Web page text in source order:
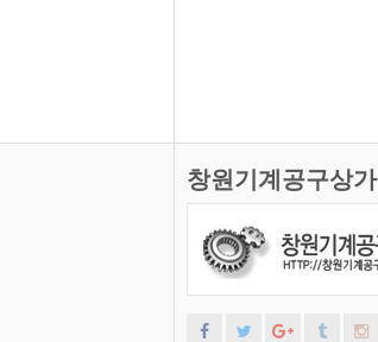
창원기계공구상가